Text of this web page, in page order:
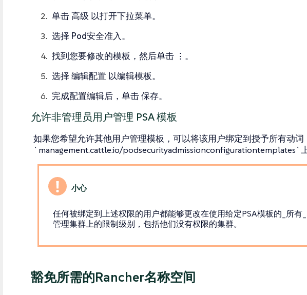
单击高级 以打开下拉菜单。
选择 Pod安全准入。
找到您要修改的模板，然后单击 ⋮ 。
选择 编辑配置 以编辑模板。
完成配置编辑后，单击保存。
允许非管理员用户管理 PSA 模板
如果您希望允许其他用户管理模板，可以将该用户绑定到授予所有动词
`management.cattle.io/podsecurityadmissionconfigurationtemplates`
任何被绑定到上述权限的用户都能够更改在使用给定PSA模板的_所有_
管理集群上的限制级别，包括他们没有权限的集群。
豁免所需的Rancher名称空间